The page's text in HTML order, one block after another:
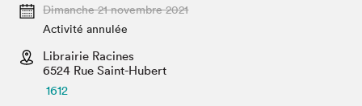
Espace exposant⋅e⋅s
Espace enseignant·e·s
Espace médias
Projets partenaires
Dimanche 21 novembre 2021
Activité annulée
Librairie Racines
6524 Rue Saint-Hubert
1612